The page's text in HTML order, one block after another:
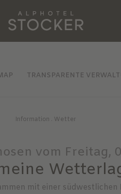
TRANSPARENTE
Information . Wetter
vom Freitag,
mit einer